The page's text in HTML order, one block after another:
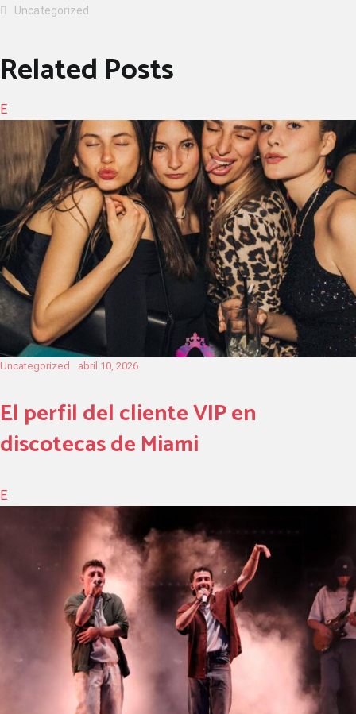
Uncategorized
Related Posts
E
Uncategorized abril 10, 2026
El perfil del cliente VIP en
discotecas de Miami
E